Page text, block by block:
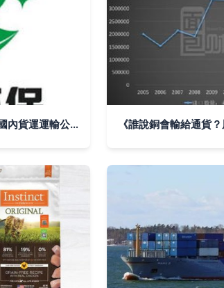
中國國內貨運運輸黃頁 名錄 中國國內貨運運輸公司 廠家 八方資源網國內貨運運輸黃頁